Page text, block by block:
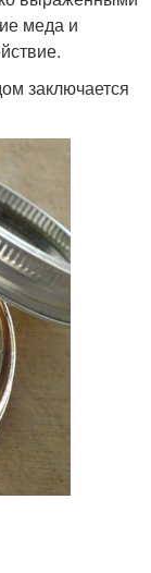
меда и
заключается